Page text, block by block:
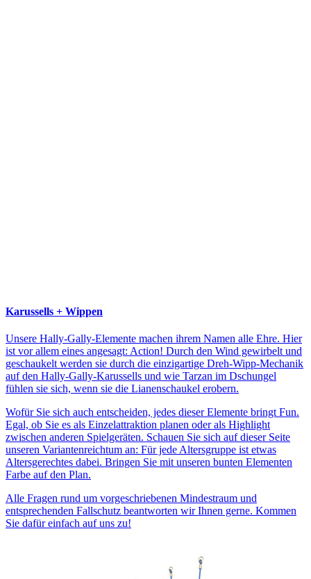
Karussells + Wippen
Unsere Hally-Gally-Elemente machen ihrem Namen alle Ehre. Hier
ist vor allem eines angesagt: Action! Durch den Wind gewirbelt und
geschaukelt werden sie durch die einzigartige Dreh-Wipp-Mechanik
auf den Hally-Gally-Karussells und wie Tarzan im Dschungel
fühlen sie sich, wenn sie die Lianenschaukel erobern.
Wofür Sie sich auch entscheiden, jedes dieser Elemente bringt Fun.
Egal, ob Sie es als Einzelattraktion planen oder als Highlight
zwischen anderen Spielgeräten. Schauen Sie sich auf dieser Seite
unseren Variantenreichtum an: Für jede Altersgruppe ist etwas
Altersgerechtes dabei. Bringen Sie mit unseren bunten Elementen
Farbe auf den Plan.
Alle Fragen rund um vorgeschriebenen Mindestraum und
entsprechenden Fallschutz beantworten wir Ihnen gerne. Kommen
Sie dafür einfach auf uns zu!